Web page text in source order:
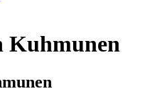
Kuhmunen